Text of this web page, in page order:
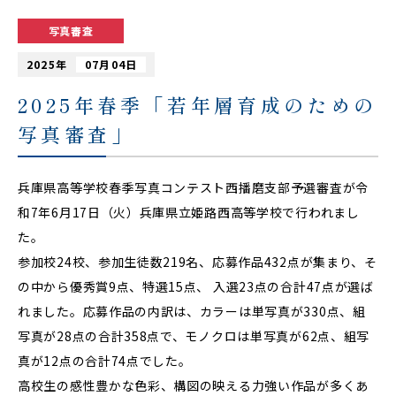
写真審査
2025年 07月04日
2025年春季「若年層育成のための
写真審査」
兵庫県高等学校春季写真コンテスト西播磨支部予選審査が令
和7年6月17日（火）兵庫県立姫路西高等学校で行われまし
た。
参加校24校、参加生徒数219名、応募作品432点が集まり、そ
の中から優秀賞9点、特選15点、 入選23点の合計47点が選ば
れました。応募作品の内訳は、カラーは単写真が330点、組
写真が28点の合計358点で、モノクロは単写真が62点、組写
真が12点の合計74点でした。
高校生の感性豊かな色彩、構図の映える力強い作品が多くあ